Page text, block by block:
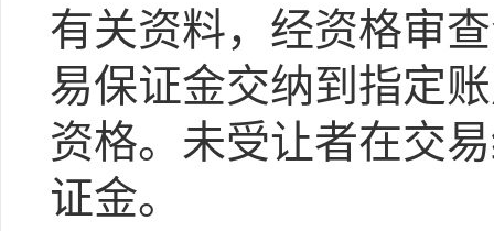
有关资料，经资格审
易保证金交纳到指定
资格。未受让者在交
证金。